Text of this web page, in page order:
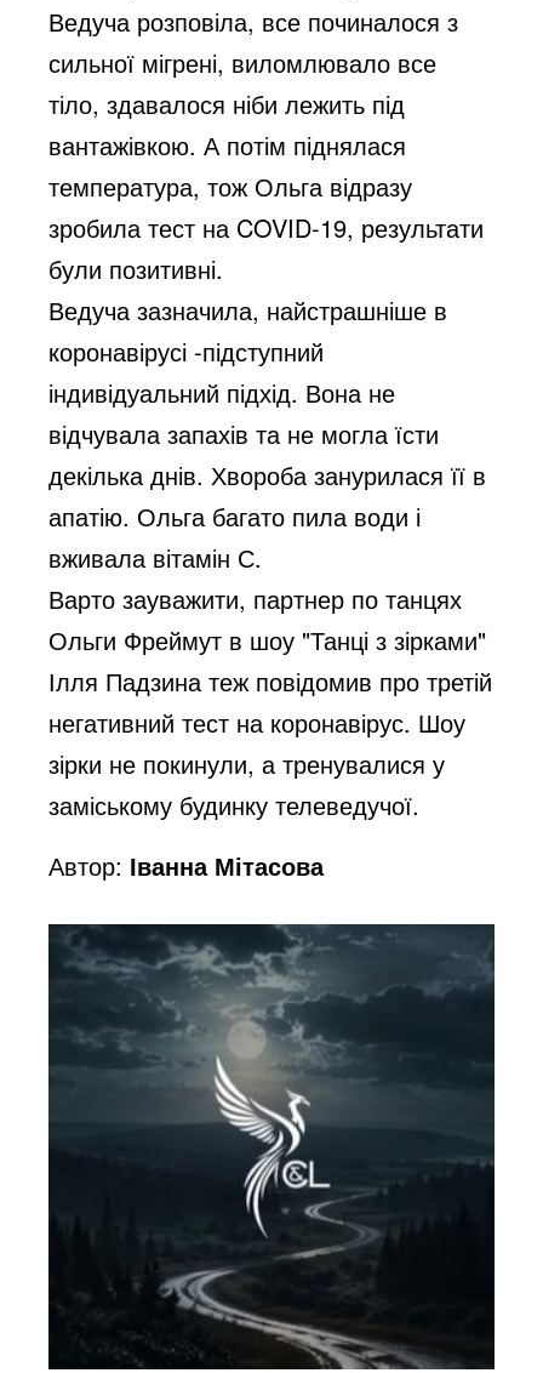
Ведуча розповіла, все починалося з
сильної мігрені, виломлювало все
тіло, здавалося ніби лежить під
вантажівкою. А потім піднялася
температура, тож Ольга відразу
зробила тест на COVID-19, результати
були позитивні.
Ведуча зазначила, найстрашніше в
коронавірусі -підступний
індивідуальний підхід. Вона не
відчувала запахів та не могла їсти
декілька днів. Хвороба занурилася її в
апатію. Ольга багато пила води і
вживала вітамін С.
Варто зауважити, партнер по танцях
Ольги Фреймут в шоу "Танці з зірками"
Ілля Падзина теж повідомив про третій
негативний тест на коронавірус. Шоу
зірки не покинули, а тренувалися у
заміському будинку телеведучої.
Автор: Іванна Мітасова